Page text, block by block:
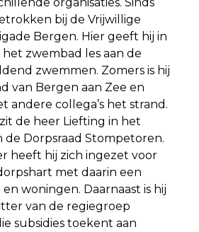
bij de Vrijwillige
Bergen. Hier geeft hij in
zwembad les aan de
zwemmen. Zomers is hij
van Bergen aan Zee en
andere collega’s het strand.
de heer Liefting in het
de Dorpsraad Stompetoren.
heeft hij zich ingezet voor
met daarin een
woningen. Daarnaast is hij
van de regiegroep
subsidies toekent aan